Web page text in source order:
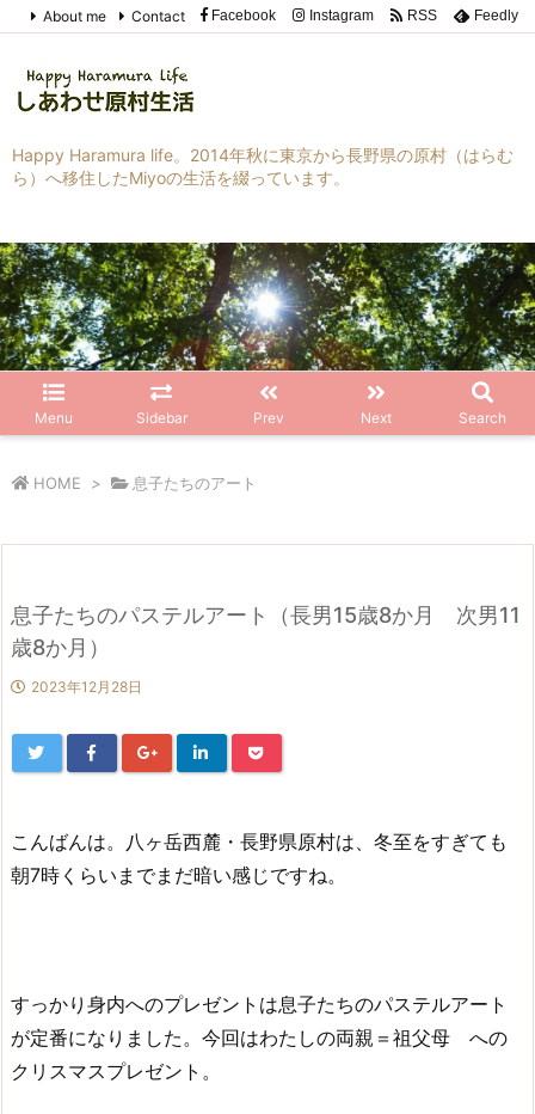
Happy Haramura life。2014年秋に東京から長野県の原村（はらむ
ら）へ移住したMiyoの生活を綴っています。
Menu Sidebar Prev Next Search
About me Contact Facebook Instagram RSS Feedly
HOME > 息子たちのアート
息子たちのパステルアート（長男15歳8か月 次男11
歳8か月）
2023年12月28日
こんばんは。八ヶ岳西麓・長野県原村は、冬至をすぎても
朝7時くらいまでまだ暗い感じですね。
すっかり身内へのプレゼントは息子たちのパステルアート
が定番になりました。今回はわたしの両親＝祖父母 への
クリスマスプレゼント。